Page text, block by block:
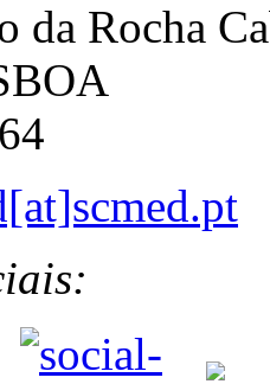
da Rocha